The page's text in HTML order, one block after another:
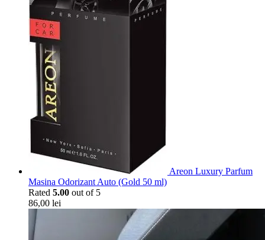
Areon Luxury Parfum
Masina Odorizant Auto (Gold 50 ml)
Rated 5.00 out of 5
86,00 lei